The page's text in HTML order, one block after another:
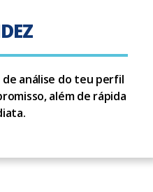
de análise do teu perfil
além de rápida